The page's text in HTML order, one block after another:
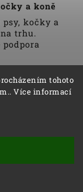
tohoto
Více informací
a koně
kočky a
trhu.
jsou
se vyrábí
a
vyhrazena.